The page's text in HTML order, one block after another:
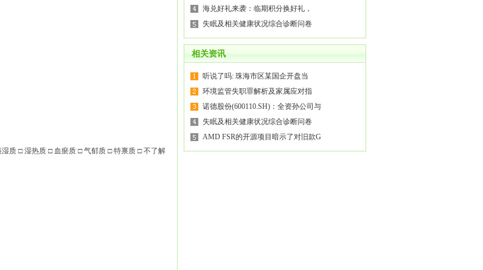
质 □ 湿热质 □ 血瘀质 □ 气郁质 □ 特禀质 □ 不了解
海兑好礼来袭：临期积分换好礼，
失眠及相关健康状况综合诊断问卷
相关资讯
听说了吗: 珠海市区某国企开盘当
环境监管失职罪解析及家属应对指
诺德股份(600110.SH)：全资孙公司与
失眠及相关健康状况综合诊断问卷
AMD FSR的开源项目暗示了对旧款G